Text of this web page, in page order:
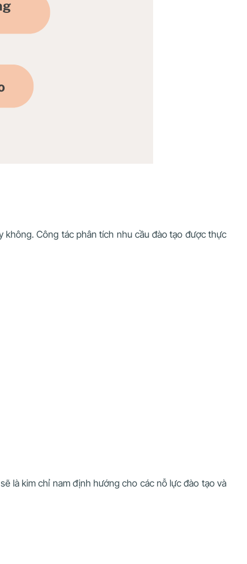
Công tác phân tích nhu cầu đào tạo được thực
là kim chỉ nam định hướng cho các nỗ lực đào tạo và